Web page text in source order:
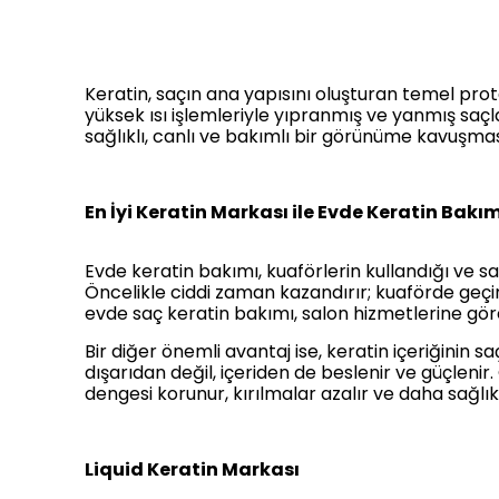
Keratin, saçın ana yapısını oluşturan temel
yüksek ısı işlemleriyle yıpranmış ve yanmış
sağlıklı, canlı ve bakımlı bir görünüme
En İyi Keratin Markası ile Evde Keratin
Evde keratin bakımı, kuaförlerin kullandığı
Öncelikle ciddi zaman kazandırır; kuaförde
evde saç keratin bakımı, salon hizmetlerine
Bir diğer önemli avantaj ise, keratin içeriğinin
dışarıdan değil, içeriden de beslenir ve
dengesi korunur, kırılmalar azalır ve daha
Liquid Keratin Markası